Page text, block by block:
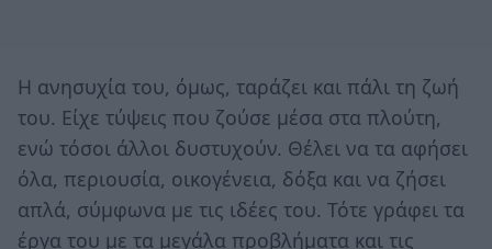
Η ανησυχία του, όμως, ταράζει και πάλι τη ζωή
του. Είχε τύψεις που ζούσε μέσα στα πλούτη,
ενώ τόσοι άλλοι δυστυχούν. Θέλει να τα αφήσει
όλα, περιουσία, οικογένεια, δόξα και να ζήσει
απλά, σύμφωνα με τις ιδέες του. Τότε γράφει τα
έργα του με τα μεγάλα προβλήματα και τις